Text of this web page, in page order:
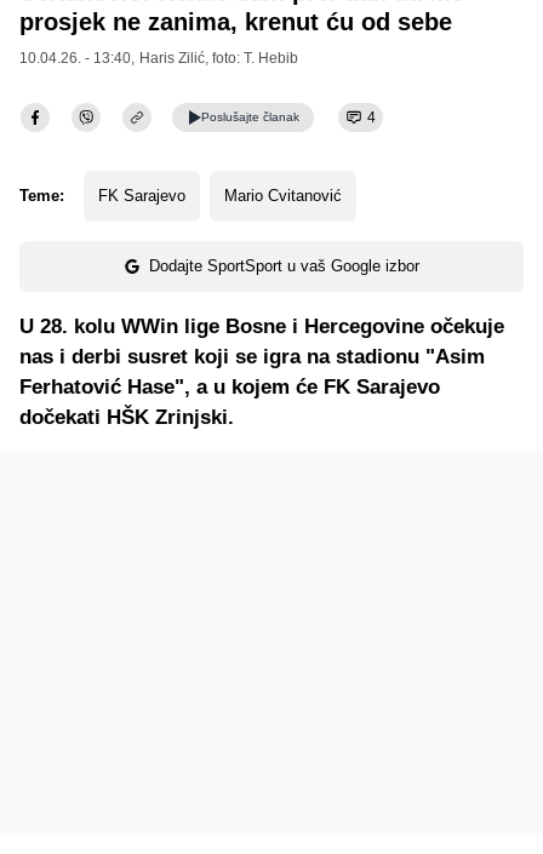
prosjek ne zanima, krenut ću od sebe
10.04.26. - 13:40, Haris Zilić , foto: T. Hebib
Poslušajte članak 4
Teme: FK Sarajevo Mario Cvitanović
Dodajte SportSport u vaš Google izbor
U 28. kolu WWin lige Bosne i Hercegovine očekuje
nas i derbi susret koji se igra na stadionu "Asim
Ferhatović Hase", a u kojem će FK Sarajevo
dočekati HŠK Zrinjski.